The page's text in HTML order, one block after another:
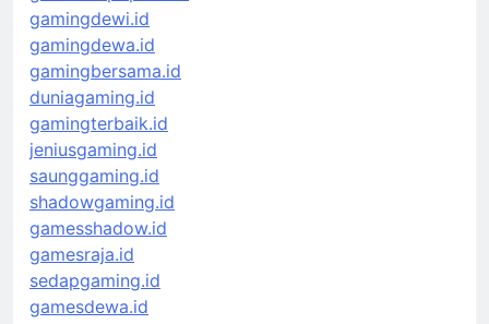
gamingdewi.id
gamingdewa.id
gamingbersama.id
duniagaming.id
gamingterbaik.id
jeniusgaming.id
saunggaming.id
shadowgaming.id
gamesshadow.id
gamesraja.id
sedapgaming.id
gamesdewa.id